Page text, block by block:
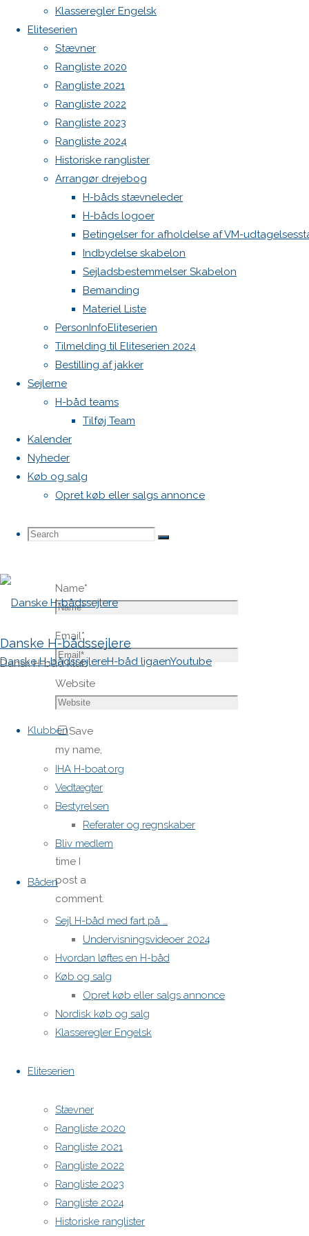
Klasseregler Engelsk
Eliteserien
Stævner
Rangliste 2020
Rangliste 2021
Rangliste 2022
Rangliste 2023
Rangliste 2024
Historiske ranglister
Arrangør drejebog
H-båds stævneleder
H-båds logoer
Betingelser for afholdelse af VM-
Indbydelse skabelon
Sejladsbestemmelser Skabelon
Bemanding
Materiel Liste
PersonInfoEliteserien
Tilmelding til Eliteserien 2024
Bestilling af jakker
Sejlerne
H-båd teams
Tilføj Team
Kalender
Nyheder
Køb og salg
Opret køb eller salgs annonce
Search
Search
Search
Danske H-bådssejlere
Dansk H-båd klub
Danske H-bådssejlereH-båd ligaenYoutube
Klubben
IHA H-boat.org
Vedtægter
Bestyrelsen
Referater og regnskaber
Bliv medlem
Båden
Sejl H-båd med fart på …
Undervisningsvideoer 2024
Hvordan løftes en H-båd
Køb og salg
Opret køb eller salgs annonce
Nordisk køb og salg
Klasseregler Engelsk
Eliteserien
Stævner
Rangliste 2020
Rangliste 2021
Rangliste 2022
Rangliste 2023
Rangliste 2024
Historiske ranglister
Previous
image
Next
image
Skriv
et
svar
Din e-
mailadresse
vil ikke
blive
publiceret.
Krævede
felter er
markeret
med
Comment
Name*
Email*
Website
Save
my name,
email,
and site
URL in my
browser
for next
time I
post a
comment.
H-båds kalenderen i Europa
WordPress.org
Powered by